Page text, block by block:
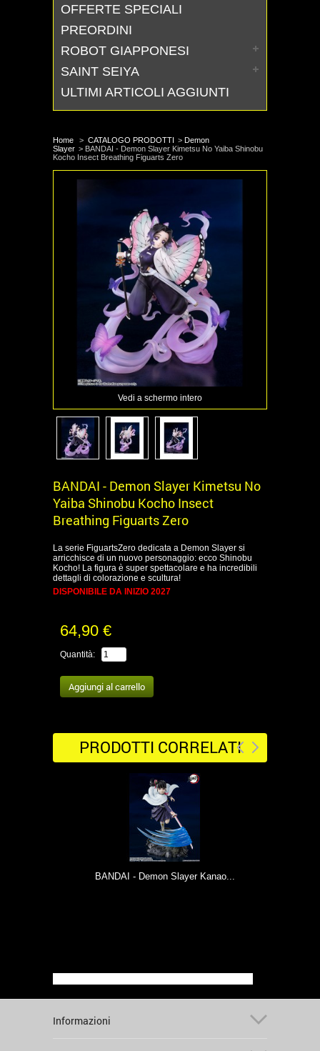
OFFERTE SPECIALI
PREORDINI
ROBOT GIAPPONESI
SAINT SEIYA
ULTIMI ARTICOLI AGGIUNTI
Home > CATALOGO PRODOTTI > Demon
Slayer > BANDAI - Demon Slayer Kimetsu No Yaiba Shinobu
Kocho Insect Breathing Figuarts Zero
Vedi a schermo intero
BANDAI - Demon Slayer Kimetsu No
Yaiba Shinobu Kocho Insect
Breathing Figuarts Zero
La serie FiguartsZero dedicata a Demon Slayer si
arricchisce di un nuovo personaggio: ecco Shinobu
Kocho! La figura è super spettacolare e ha incredibili
dettagli di colorazione e scultura!
DISPONIBILE DA INIZIO 2027
64,90 €
Quantità:
PRODOTTI CORRELATI
BANDAI - Demon Slayer Kanao...
Informazioni